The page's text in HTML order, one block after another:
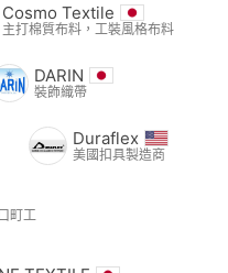
Cosmo Textile
主打棉質布料，工裝風格布料
DARIN
裝飾織帶
Duraflex
美國扣具製造商
町工